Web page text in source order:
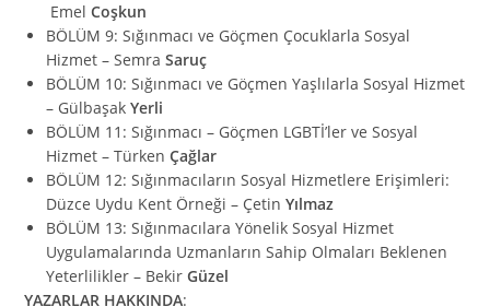
EmelCoşkun
BÖLÜM 9: Sığınmacı ve Göçmen Çocuklarla Sosyal
Hizmet – SemraSaruç
BÖLÜM 10: Sığınmacı ve Göçmen Yaşlılarla Sosyal Hizmet
– GülbaşakYerli
BÖLÜM 11: Sığınmacı – Göçmen LGBTİ’ler ve Sosyal
Hizmet – TürkenÇağlar
BÖLÜM 12: Sığınmacıların Sosyal Hizmetlere Erişimleri:
Düzce Uydu Kent Örneği – ÇetinYılmaz
BÖLÜM 13: Sığınmacılara Yönelik Sosyal Hizmet
Uygulamalarında Uzmanların Sahip Olmaları Beklenen
Yeterlilikler – BekirGüzel
YAZARLAR HAKKINDA: